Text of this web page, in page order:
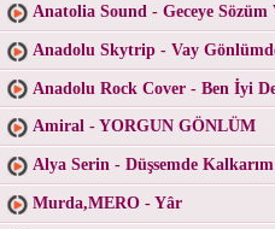
Anatolia Sound - Geceye Sözüm
Anadolu Skytrip - Vay
Anadolu Rock Cover - Ben İyi
Amiral - YORGUN GÖNLÜM
Alya Serin - Düşsemde Kalkarım
Murda,MERO - Yâr